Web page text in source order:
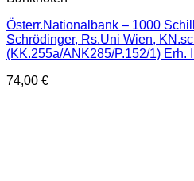
Österr.Nationalbank – 1000
Schrödinger, Rs.Uni Wien,
(KK.255a/ANK285/P.152/1) Erh. III
74,00 €